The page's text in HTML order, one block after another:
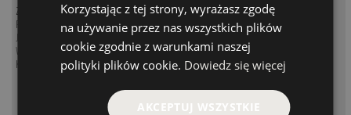
Zobacz kategorię:
Przynęty na sandacza
Jerki na sandacza
Woblery na sandacza
Koguty na sandacza
CENA
Korzystając z tej strony, wyrażasz zgodę
na używanie przez nas wszystkich plików
cookie zgodnie z warunkami naszej
polityki plików cookie. Dowiedz się więcej
AKCEPTUJ WSZYSTKIE